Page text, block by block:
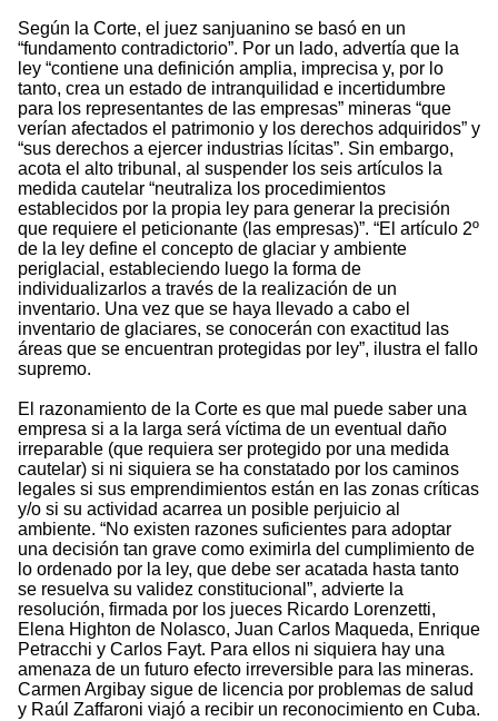
Según la Corte, el juez sanjuanino se basó en un
“fundamento contradictorio”. Por un lado, advertía que la
ley “contiene una definición amplia, imprecisa y, por lo
tanto, crea un estado de intranquilidad e incertidumbre
para los representantes de las empresas” mineras “que
verían afectados el patrimonio y los derechos adquiridos” y
“sus derechos a ejercer industrias lícitas”. Sin embargo,
acota el alto tribunal, al suspender los seis artículos la
medida cautelar “neutraliza los procedimientos
establecidos por la propia ley para generar la precisión
que requiere el peticionante (las empresas)”. “El artículo 2º
de la ley define el concepto de glaciar y ambiente
periglacial, estableciendo luego la forma de
individualizarlos a través de la realización de un
inventario. Una vez que se haya llevado a cabo el
inventario de glaciares, se conocerán con exactitud las
áreas que se encuentran protegidas por ley”, ilustra el fallo
supremo.
El razonamiento de la Corte es que mal puede saber una
empresa si a la larga será víctima de un eventual daño
irreparable (que requiera ser protegido por una medida
cautelar) si ni siquiera se ha constatado por los caminos
legales si sus emprendimientos están en las zonas críticas
y/o si su actividad acarrea un posible perjuicio al
ambiente. “No existen razones suficientes para adoptar
una decisión tan grave como eximirla del cumplimiento de
lo ordenado por la ley, que debe ser acatada hasta tanto
se resuelva su validez constitucional”, advierte la
resolución, firmada por los jueces Ricardo Lorenzetti,
Elena Highton de Nolasco, Juan Carlos Maqueda, Enrique
Petracchi y Carlos Fayt. Para ellos ni siquiera hay una
amenaza de un futuro efecto irreversible para las mineras.
Carmen Argibay sigue de licencia por problemas de salud
y Raúl Zaffaroni viajó a recibir un reconocimiento en Cuba.